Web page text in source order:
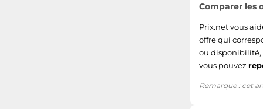
Comparer les
Prix.net vous
offre qui
ou disponibilité,
vous pouvez
Remarque : cet